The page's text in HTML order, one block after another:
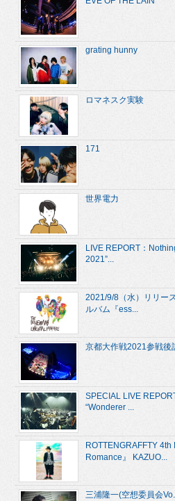
grating hunny
ロマネスク実験
171
世界電力
LIVE REPORT：
2021”...
2021/9/8（水）リリー
ルバム『ess...
京都大作戦2021参戦後
SPECIAL LIVE
“Wonderer ...
ROTTENGRAFFTY
Romance』 KAZUO...
三浦隆一(空想委員会